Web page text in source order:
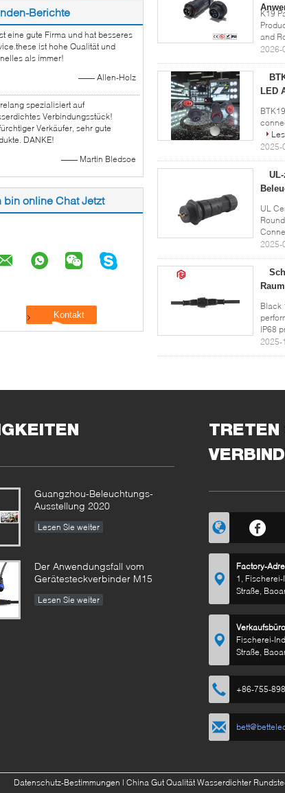
Berichte
eine gute Firma und hat besseres
ist hohe Qualität und
als immer!
—— Allen-Holz
spezialisiert auf
Verbindungsstück!
Verkäufer, sehr gute
DANKE!
—— Martin Bledsoe
bin online Chat Jetzt
K19
and
2026-
LED
2025-
UL
2025-
Black
IP68
2025-
Guangzhou-Beleuchtungs-
Ausstellung 2020
Lesen Sie weiter
Der Anwendungsfall vom
Gerätesteckverbinder M15
Lesen Sie weiter
TRETEN
Factory-
1,
Straße,
Fischerei-
Straße,
+86-755-
Datenschutz-Bestimmungen | China Gut Qualität Wasserdichter